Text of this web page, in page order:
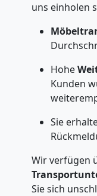
uns einholen
Hohe
Kunden
Sie
Wir verfügen
Sie sich